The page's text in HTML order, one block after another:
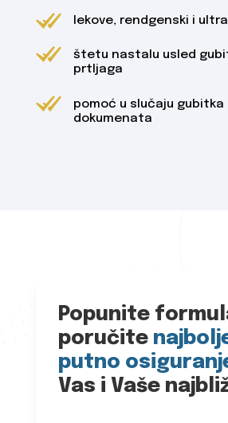
lekove, rendgenski i
štetu nastalu usled
prtljaga
pomoć u slučaju
dokumenata
Popunite
poručite
putno
Vas i Vaše